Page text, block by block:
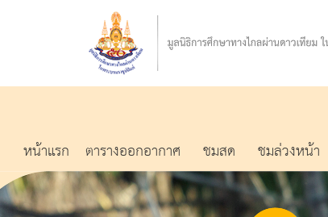
หน้าแรก ตารางออกอากาศ ชมสด ชมล่วงหน้า